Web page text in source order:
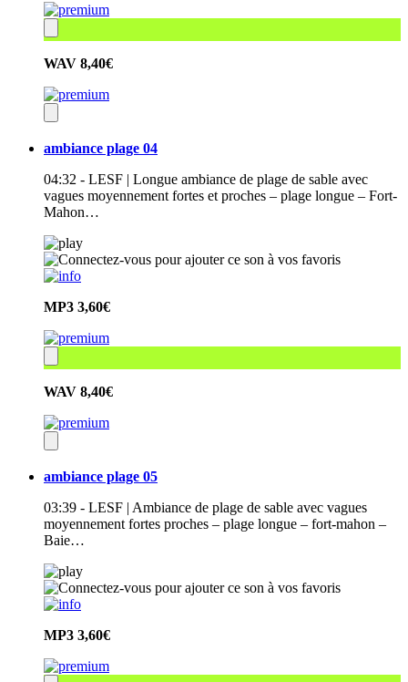
WAV 8,40€
ambiance plage 04
04:32 - LESF | Longue ambiance de plage de sable avec
vagues moyennement fortes et proches – plage longue – Fort-
Mahon…
MP3 3,60€
WAV 8,40€
ambiance plage 05
03:39 - LESF | Ambiance de plage de sable avec vagues
moyennement fortes proches – plage longue – fort-mahon –
Baie…
MP3 3,60€